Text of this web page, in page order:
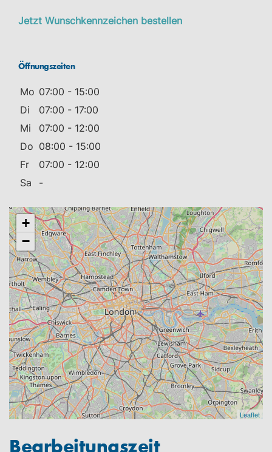
Jetzt Wunschkennzeichen bestellen
Öffnungszeiten
Mo 07:00 - 15:00
Di
07:00 - 17:00
Mi
07:00 - 12:00
Do 08:00 - 15:00
Fr
07:00 - 12:00
Sa
-
+
−
Leaflet
Bearbeitungszeit